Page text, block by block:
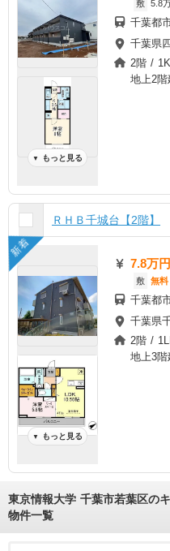
▼ もっと見る
敷 5.8
千葉都
千葉県
2階 /
地上2
ＲＨＢ千城台【2階】
新着
▼ もっと見る
7.8万円
敷 無料
千葉都
千葉県
2階 /
地上3
東京情報大学 千葉市若葉区の
物件一覧